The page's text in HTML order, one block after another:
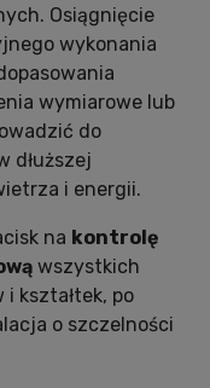
Osiągnięcie
wykonania
wymiarowe lub
do
dłuższej
i energii.
na kontrolę
wszystkich
i kształtek, po
o szczelności